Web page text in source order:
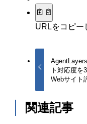
URLをコピー
ト対応度を
Webサイト
関連記事